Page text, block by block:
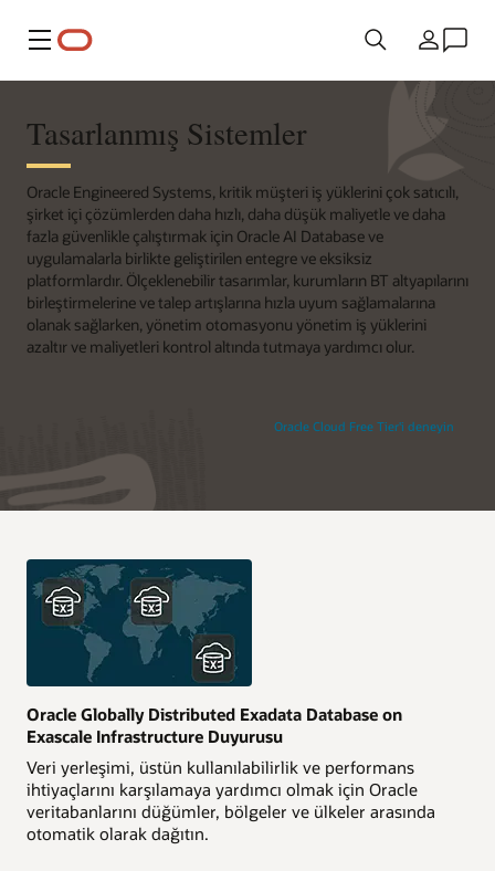
Menü Ülke
Oracle Cloud Free Tier'i deneyin
Tasarlanmış Sistemler
Oracle Engineered Systems, kritik müşteri iş yüklerini çok satıcılı,
şirket içi çözümlerden daha hızlı, daha düşük maliyetle ve daha
fazla güvenlikle çalıştırmak için Oracle AI Database ve
uygulamalarla birlikte geliştirilen entegre ve eksiksiz
platformlardır. Ölçeklenebilir tasarımlar, kurumların BT altyapılarını
birleştirmelerine ve talep artışlarına hızla uyum sağlamalarına
olanak sağlarken, yönetim otomasyonu yönetim iş yüklerini
azaltır ve maliyetleri kontrol altında tutmaya yardımcı olur.
Oracle Globally Distributed Exadata Database on
Exascale Infrastructure Duyurusu
Veri yerleşimi, üstün kullanılabilirlik ve performans
ihtiyaçlarını karşılamaya yardımcı olmak için Oracle
veritabanlarını düğümler, bölgeler ve ülkeler arasında
otomatik olarak dağıtın.